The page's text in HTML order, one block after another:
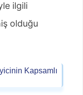
ilgili
olduğu
Kapsamlı